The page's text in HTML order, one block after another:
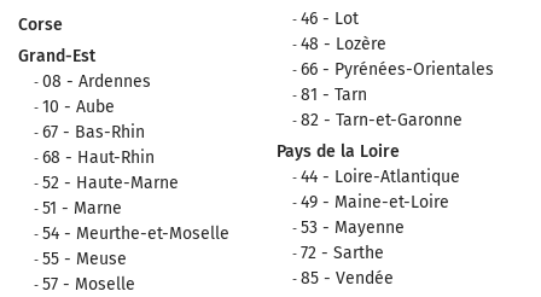
Corse
Grand-Est
08 - Ardennes
10 - Aube
67 - Bas-Rhin
68 - Haut-Rhin
52 - Haute-Marne
51 - Marne
54 - Meurthe-et-Moselle
55 - Meuse
57 - Moselle
46 - Lot
48 - Lozère
66 - Pyrénées-Orientales
81 - Tarn
82 - Tarn-et-Garonne
Pays de la Loire
44 - Loire-Atlantique
49 - Maine-et-Loire
53 - Mayenne
72 - Sarthe
85 - Vendée